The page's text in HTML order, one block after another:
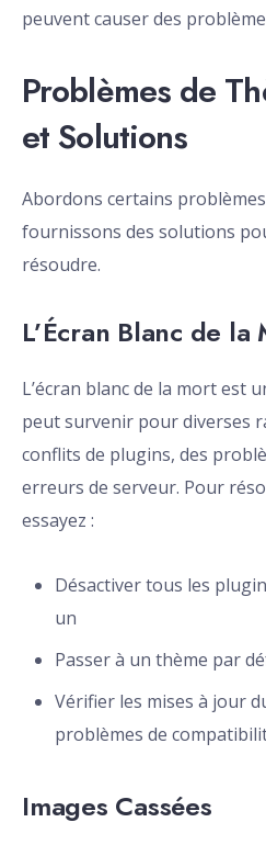
peuvent causer des
Problèmes de
et Solutions
Abordons certains
fournissons des solutions
résoudre.
L’Écran Blanc de la
L’écran blanc de la mort est
peut survenir pour diverses
conflits de plugins, des
erreurs de serveur. Pour
essayez :
Désactiver tous les
un
Passer à un thème par
Vérifier les mises à jour
problèmes de
Images Cassées